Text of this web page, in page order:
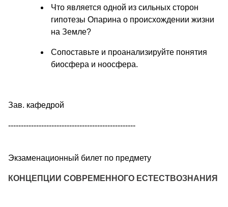
Что является одной из сильных сторон
гипотезы Опарина о происхождении жизни
на Земле?
Сопоставьте и проанализируйте понятия
биосфера и ноосфера.
Зав. кафедрой
--------------------------------------------------
Экзаменационный билет по предмету
КОНЦЕПЦИИ СОВРЕМЕННОГО ЕСТЕСТВОЗНАНИЯ